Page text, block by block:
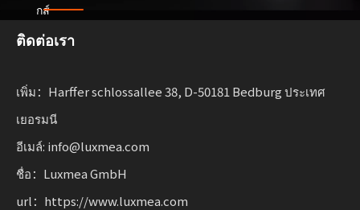
กส์
แบ่งปันบริการและกองยานพาหนะเช่า โซลูชันเหล่านี้รวม
ฟังก์ชันการทำงานเข้าด้วยกัน
อย่างยั่งยืน
ติดต่อเรา
เพิ่ม：Harffer schlossallee 38, D-50181 Bedburg ประเทศ
เยอรมนี
อีเมล์: info@luxmea.com
ชื่อ：Luxmea GmbH
url：https://www.luxmea.com